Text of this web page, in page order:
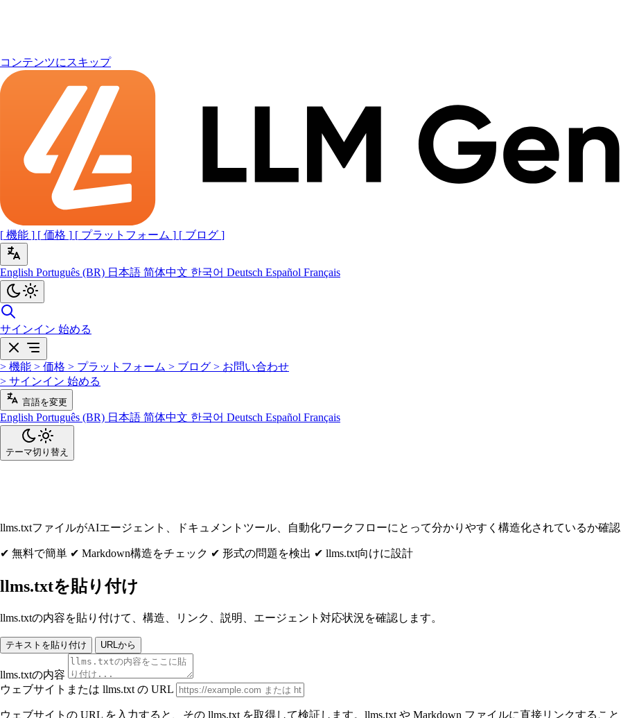
コンテンツにスキップ
[ 機能 ] [ 価格 ] [ プラットフォーム ] [ ブログ ]
English Português (BR) 日本語 简体中文 한국어 Deutsch Español Français
サインイン 始める
> 機能 > 価格 > プラットフォーム > ブログ > お問い合わせ
> サインイン 始める
言語を変更
English Português (BR) 日本語 简体中文 한국어 Deutsch Español Français
テーマ切り替え
llms.txtファイルがAIエージェント、ドキュメントツール、自動化ワークフローにとって分かりやすく構造化されているか確認
✔ 無料で簡単 ✔ Markdown構造をチェック ✔ 形式の問題を検出 ✔ llms.txt向けに設計
llms.txtを貼り付け
llms.txtの内容を貼り付けて、構造、リンク、説明、エージェント対応状況を確認します。
テキストを貼り付け URLから
llms.txtの内容
ウェブサイトまたは llms.txt の URL
ウェブサイトの URL を入力すると、その llms.txt を取得して検証します。llms.txt や Markdown ファイルに直接リンクすること